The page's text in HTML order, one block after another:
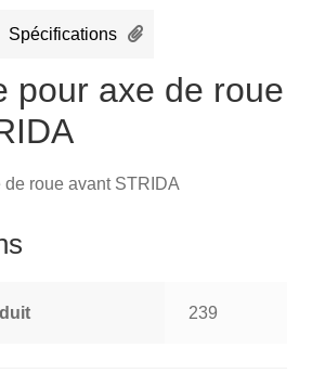
Spécifications
pour axe de roue
de roue avant STRIDA
239